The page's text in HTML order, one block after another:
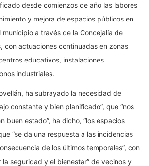
desde comienzos de año las labores
y mejora de espacios públicos en
a través de la Concejalía de
con actuaciones continuadas en zonas
educativos, instalaciones
industriales.
ha subrayado la necesidad de
constante y bien planificado”, que “nos
buen estado”, ha dicho, “los espacios
“se da una respuesta a las incidencias
de los últimos temporales”, con
la seguridad y el bienestar” de vecinos y